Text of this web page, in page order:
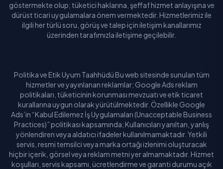
göstermekte olup; tüketici haklarına, şeffaf hizmet anlayışına ve
dürüst ticari uygulamalara önem vermektedir. Hizmetlerimiz ile
ilgili her türlü soru, görüş ve talep için iletişim kanallarımız
üzerinden tarafımızla iletişime geçilebilir.
Politika ve Etik Uyum Taahhüdü Bu web sitesinde sunulan tüm
hizmetler ve yayınlanan reklamlar; Google Ads reklam
politikaları, tüketicinin korunması mevzuatı ve etik ticaret
kurallarına uygun olarak yürütülmektedir. Özellikle Google
Ads’in “Kabul Edilemez İş Uygulamaları (Unacceptable Business
Practices)” politikası kapsamında; Kullanıcıları yanıltan, yanlış
yönlendiren veya aldatıcı ifadeler kullanılmamaktadır. Yetkili
servis, resmi temsilci veya marka ortağı izlenimi oluşturacak
hiçbir içerik, görsel veya reklam metni yer almamaktadır. Hizmet
koşulları, servis kapsamı, ücretlendirme ve garanti durumu açık